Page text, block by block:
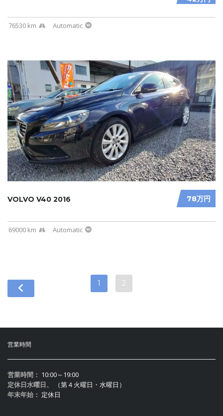
76530 km Automatic
78万円
VOLVO V40 2016
69000 km Automatic
1 2
営業時間
営業時間： 10:00～19:00
定休日水曜日、
（第４火曜日・水曜日）
年末年始： 定休日